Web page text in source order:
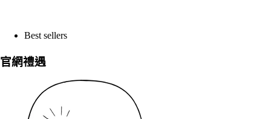
Best sellers
官網禮遇